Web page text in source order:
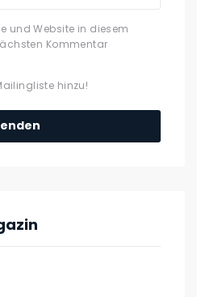
und Website in diesem
Kommentar
hinzu!